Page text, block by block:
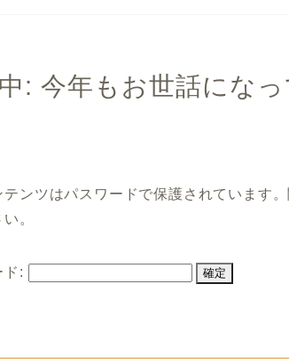
: 今年もお世話になっ
テンツはパスワードで保護されています
。
ド: